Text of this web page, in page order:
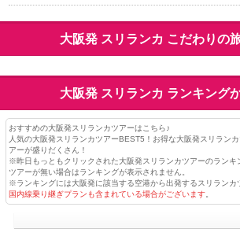
大阪発 スリランカ こだわりの
大阪発 スリランカ ランキング
おすすめの大阪発スリランカツアーはこちら♪
人気の大阪発スリランカツアーBEST5！お得な大阪発スリラン
アーが盛りだくさん！
※昨日もっともクリックされた大阪発スリランカツアーのランキ
ツアーが無い場合はランキングが表示されません。
※ランキングには大阪発に該当する空港から出発するスリランカ
国内線乗り継ぎプランも含まれている場合がございます。